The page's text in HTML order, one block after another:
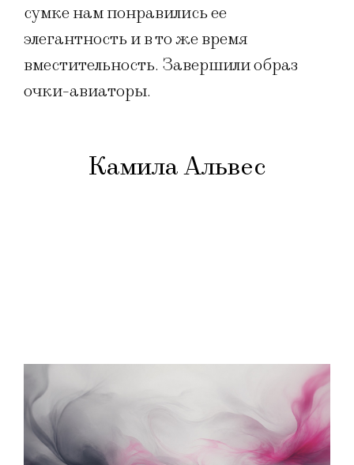
сумке нам понравились ее
элегантность и в то же время
вместительность. Завершили образ
очки-авиаторы.
Камила Альвес